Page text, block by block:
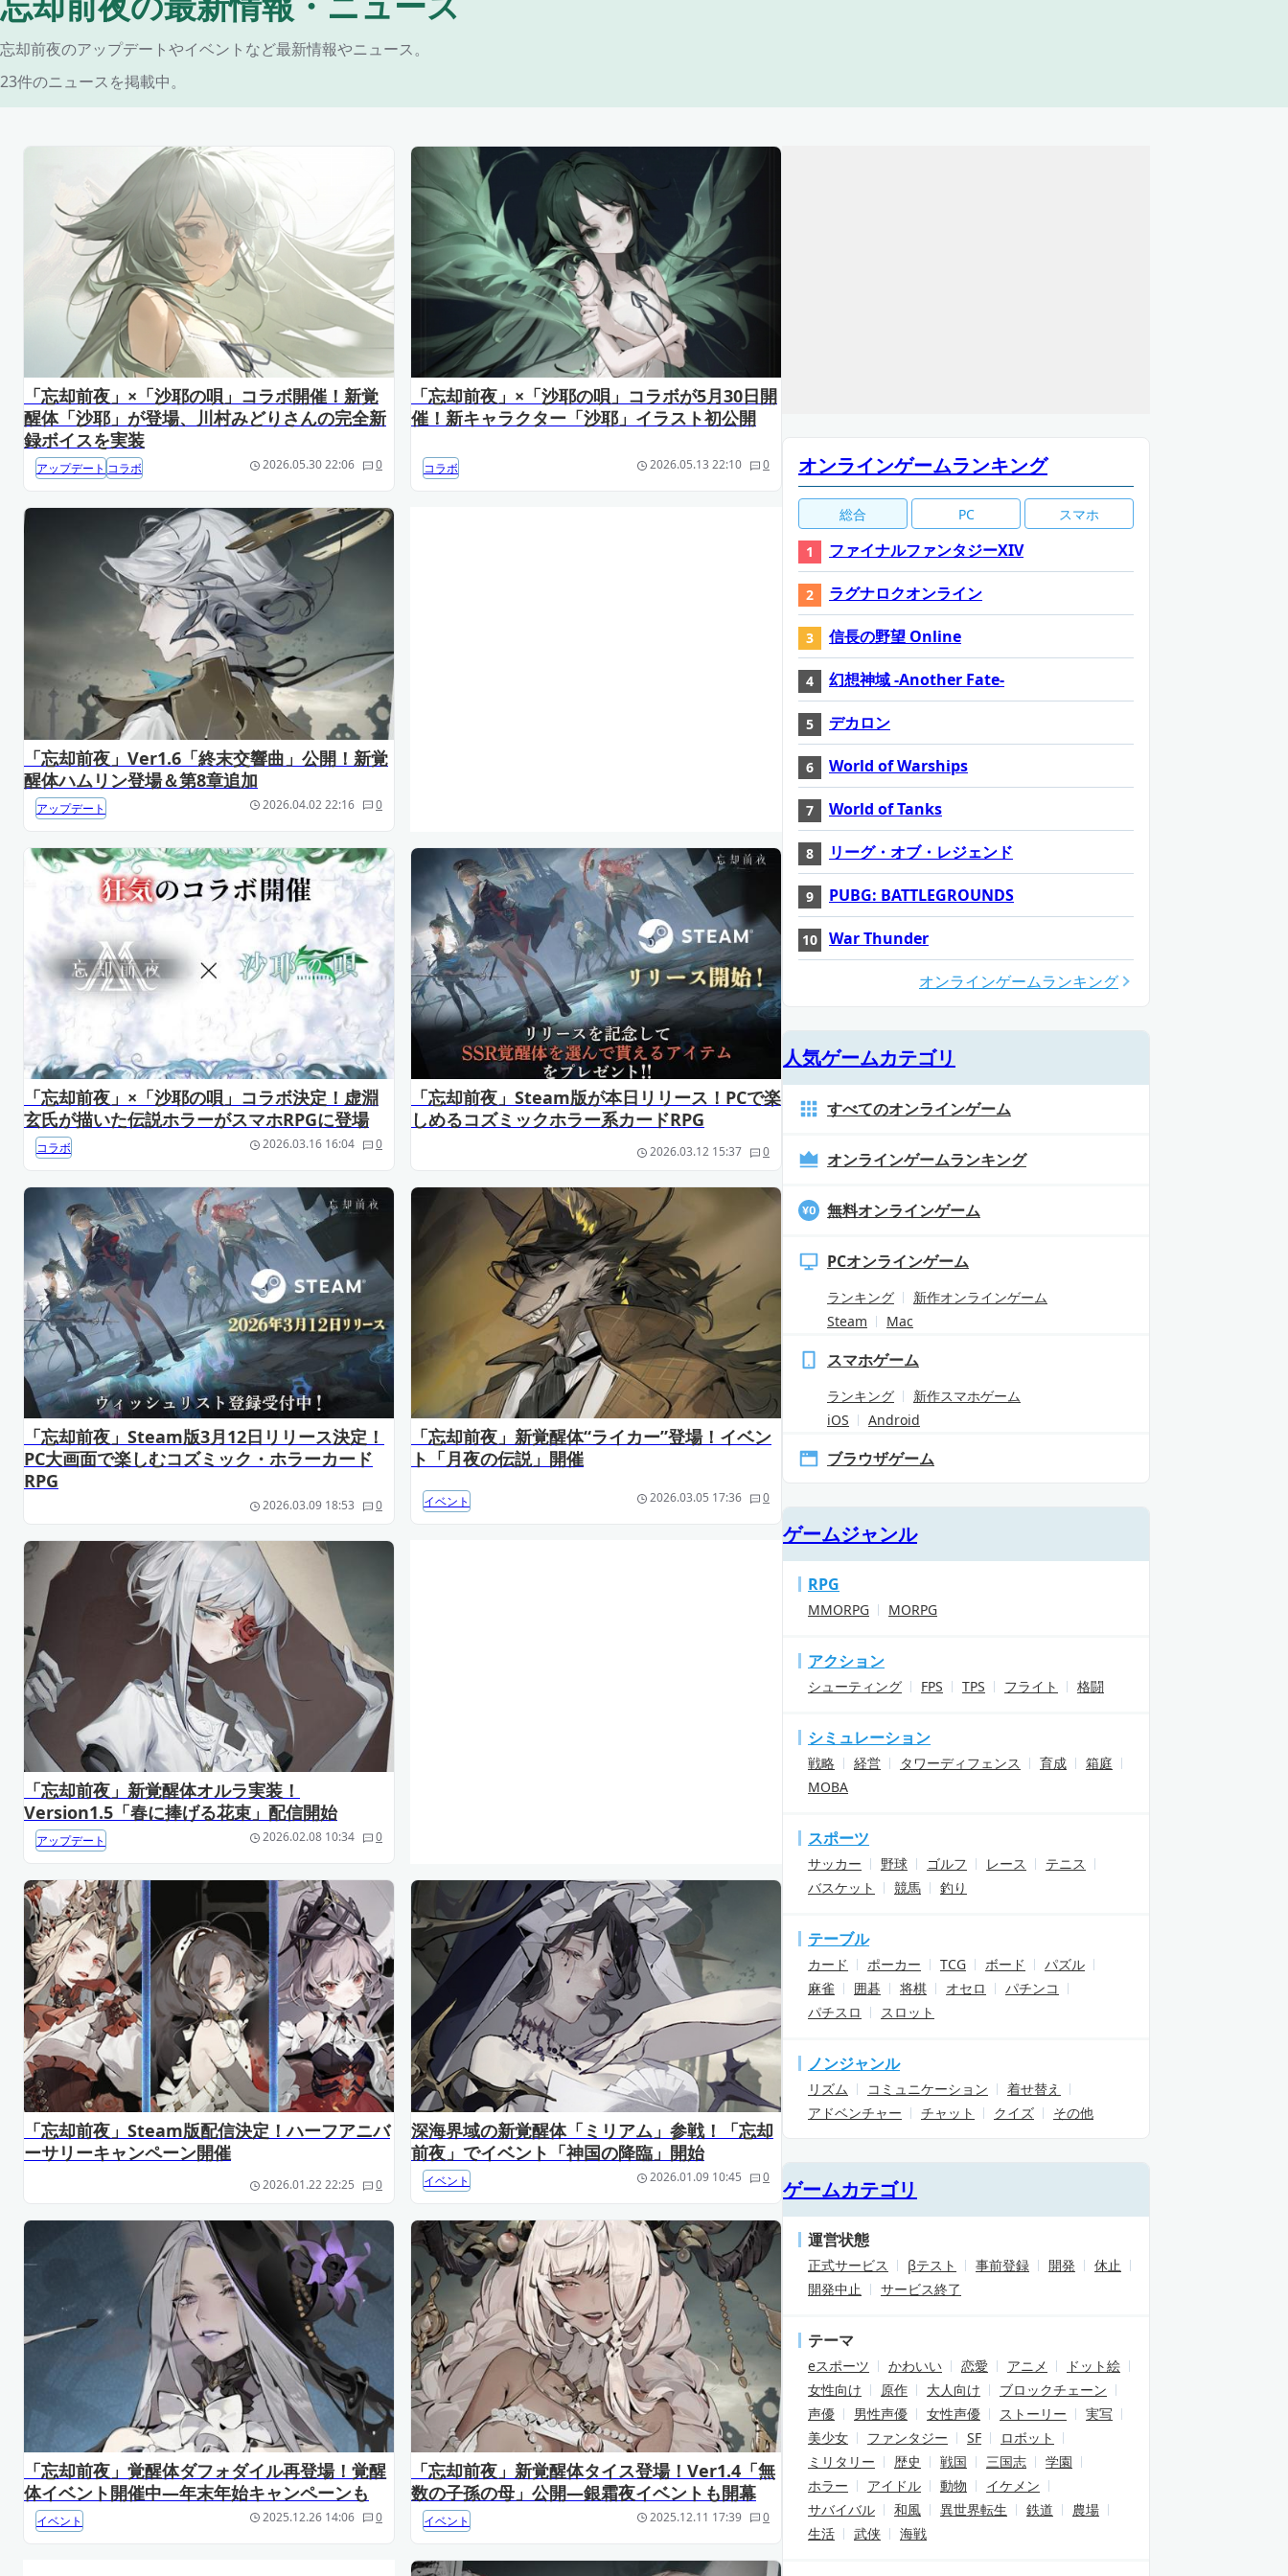
忘却前夜のアップデートやイベントなど最新情報やニュース。
23件のニュースを掲載中。
「忘却前夜」×「沙耶の唄」コラボ開催！新覚
醒体「沙耶」が登場、川村みどりさんの完全新
録ボイスを実装
アップデート コラボ 2026.05.30 22:06 0
「忘却前夜」×「沙耶の唄」コラボが5月30日開
催！新キャラクター「沙耶」イラスト初公開
コラボ 2026.05.13 22:10 0
「忘却前夜」Ver1.6「終末交響曲」公開！新覚
醒体ハムリン登場＆第8章追加
アップデート 2026.04.02 22:16 0
「忘却前夜」×「沙耶の唄」コラボ決定！虚淵
玄氏が描いた伝説ホラーがスマホRPGに登場
コラボ 2026.03.16 16:04 0
「忘却前夜」Steam版が本日リリース！PCで楽
しめるコズミックホラー系カードRPG
2026.03.12 15:37 0
「忘却前夜」Steam版3月12日リリース決定！
PC大画面で楽しむコズミック・ホラーカード
RPG
2026.03.09 18:53 0
「忘却前夜」新覚醒体“ライカー”登場！イベン
ト「月夜の伝説」開催
イベント 2026.03.05 17:36 0
「忘却前夜」新覚醒体オルラ実装！
Version1.5「春に捧げる花束」配信開始
アップデート 2026.02.08 10:34 0
「忘却前夜」Steam版配信決定！ハーフアニバ
ーサリーキャンペーン開催
2026.01.22 22:25 0
深海界域の新覚醒体「ミリアム」参戦！「忘却
前夜」でイベント「神国の降臨」開始
イベント 2026.01.09 10:45 0
「忘却前夜」覚醒体ダフォダイル再登場！覚醒
体イベント開催中―年末年始キャンペーンも
イベント 2025.12.26 14:06 0
「忘却前夜」新覚醒体タイス登場！Ver1.4「無
数の子孫の母」公開―銀霜夜イベントも開幕
イベント 2025.12.11 17:39 0
オンラインゲームランキング
総合 PC スマホ
ファイナルファンタジーXIV
ラグナロクオンライン
信長の野望 Online
幻想神域 -Another Fate-
デカロン
World of Warships
World of Tanks
リーグ・オブ・レジェンド
PUBG: BATTLEGROUNDS
War Thunder
オンラインゲームランキング
人気ゲームカテゴリ
すべてのオンラインゲーム
オンラインゲームランキング
無料オンラインゲーム
PCオンラインゲーム
ランキング
新作オンラインゲーム
Steam
Mac
スマホゲーム
ランキング
新作スマホゲーム
iOS
Android
ブラウザゲーム
ゲームジャンル
RPG
MMORPG MORPG
アクション
シューティング FPS TPS フライト 格闘
シミュレーション
戦略 経営 タワーディフェンス 育成
箱庭
MOBA
スポーツ
サッカー 野球 ゴルフ レース
テニス
バスケット
競馬 釣り
テーブル
カード ポーカー TCG ボード
パズル
麻雀
囲碁 将棋 オセロ
パチンコ
パチスロ
スロット
ノンジャンル
リズム コミュニケーション
着せ替え
アドベンチャー
チャット クイズ その他
ゲームカテゴリ
運営状態
正式サービス βテスト 事前登録 開発
休止
開発中止
サービス終了
テーマ
eスポーツ かわいい 恋愛 アニメ
ドット絵
女性向け
原作 大人向け
ブロックチェーン
声優
男性声優 女性声優 ストーリー
実写
美少女
ファンタジー SF
ロボット
ミリタリー
歴史 戦国 三国志
学園
ホラー
アイドル 動物
イケメン
サバイバル
和風 異世界転生 鉄道
農場
生活
武侠 海戦